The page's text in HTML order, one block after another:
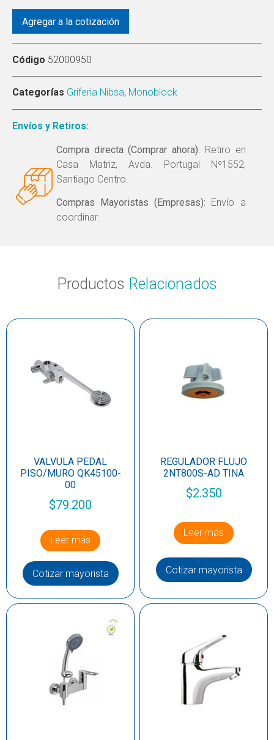
Agregar a la cotización
Código 52000950
Categorías Griferia Nibsa, Monoblock
Envíos y Retiros:
Compra directa (Comprar ahora): Retiro en
Casa Matriz, Avda. Portugal Nº1552,
Santiago Centro.
Compras Mayoristas (Empresas): Envío a
coordinar.
Productos Relacionados
VALVULA PEDAL
PISO/MURO QK45100-
00
$79.200
Leer más
Cotizar mayorista
REGULADOR FLUJO
2NT800S-AD TINA
$2.350
Leer más
Cotizar mayorista